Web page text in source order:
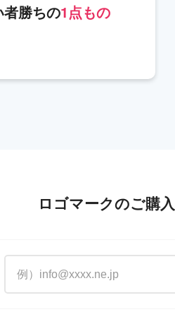
者勝ちの1点もの
ロゴマークのご購入